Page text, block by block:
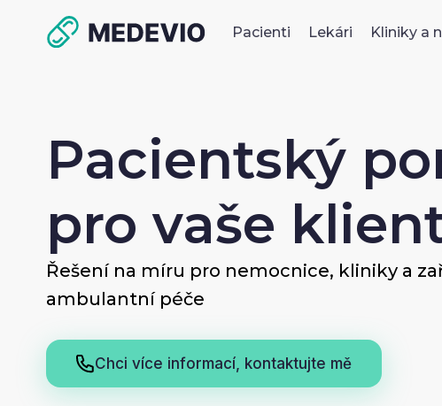
Pacienti Lekári Kliniky a
Pacientský
pro vaše
Řešení na míru pro nemocnice, kliniky a
ambulantní péče
Chci více informací, kontaktujte mě